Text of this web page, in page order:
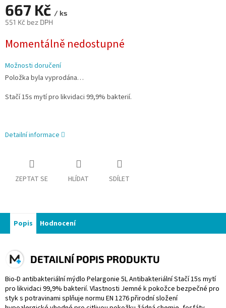
667 Kč / ks
551 Kč bez DPH
cena:
Momentálně nedostupné
Možnosti doručení
Položka byla vyprodána…
Stačí 15s mytí pro likvidaci 99,9% bakterií.
Detailní informace
ZEPTAT SE HLÍDAT SDÍLET
Popis Hodnocení
DETAILNÍ POPIS PRODUKTU
Bio-D antibakteriální mýdlo Pelargonie 5L Antibakteriální Stačí 15s mytí
pro likvidaci 99,9% bakterií. Vlastnosti Jemné k pokožce bezpečné pro
styk s potravinami splňuje normu EN 1276 přirodní složení